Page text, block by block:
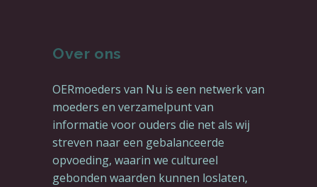
Over ons
OERmoeders van Nu is een netwerk van
moeders en verzamelpunt van
informatie voor ouders die net als wij
streven naar een gebalanceerde
opvoeding, waarin we cultureel
gebonden waarden kunnen loslaten,